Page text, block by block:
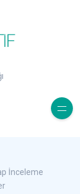
İnceleme